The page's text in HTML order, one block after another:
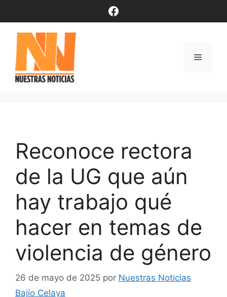
contenido
Facebook
Menú
Reconoce rectora
de la UG que aún
hay trabajo qué
hacer en temas de
violencia de género
26 de mayo de 2025 por Nuestras Noticias
Bajío Celaya